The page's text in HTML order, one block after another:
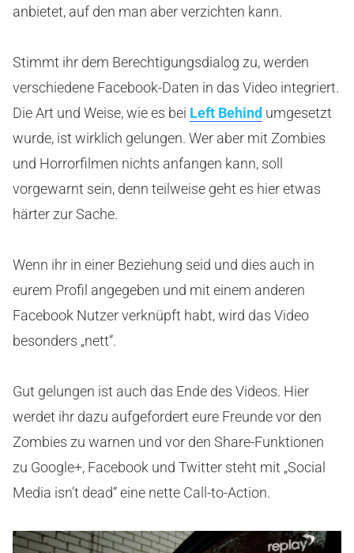
anbietet, auf den man aber verzichten kann.
Stimmt ihr dem Berechtigungsdialog zu, werden
verschiedene Facebook-Daten in das Video integriert.
Die Art und Weise, wie es bei Left Behind umgesetzt
wurde, ist wirklich gelungen. Wer aber mit Zombies
und Horrorfilmen nichts anfangen kann, soll
vorgewarnt sein, denn teilweise geht es hier etwas
härter zur Sache.
Wenn ihr in einer Beziehung seid und dies auch in
eurem Profil angegeben und mit einem anderen
Facebook Nutzer verknüpft habt, wird das Video
besonders „nett“.
Gut gelungen ist auch das Ende des Videos. Hier
werdet ihr dazu aufgefordert eure Freunde vor den
Zombies zu warnen und vor den Share-Funktionen
zu Google+, Facebook und Twitter steht mit „Social
Media isn’t dead“ eine nette Call-to-Action.